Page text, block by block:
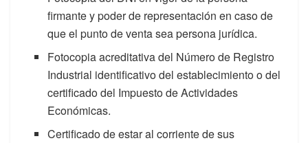
firmante y poder de representación en caso de
que el punto de venta sea persona jurídica.
Fotocopia acreditativa del Número de Registro
Industrial identificativo del establecimiento o del
certificado del Impuesto de Actividades
Económicas.
Certificado de estar al corriente de sus